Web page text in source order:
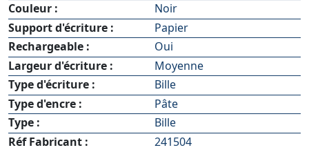
Couleur :
Noir
Support d'écriture :
Papier
Rechargeable :
Oui
Largeur d'écriture :
Moyenne
Type d'écriture :
Bille
Type d'encre :
Pâte
Type :
Bille
Réf Fabricant :
241504